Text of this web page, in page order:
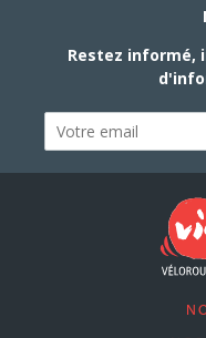
Restez informé,